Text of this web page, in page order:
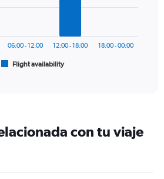
Flight availability
06:00 - 12:00 12:00 - 18:00 18:00 - 00:00
con tu viaje